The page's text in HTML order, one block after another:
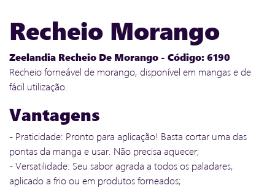
Recheio Morango
Zeelandia Recheio De Morango - Código: 6190
Recheio forneável de morango, disponível em mangas e de
fácil utilização.
Vantagens
- Praticidade: Pronto para aplicação! Basta cortar uma das
pontas da manga e usar. Não precisa aquecer;
- Versatilidade: Seu sabor agrada a todos os paladares,
aplicado a frio ou em produtos forneados;